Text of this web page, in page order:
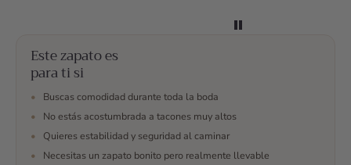
estuve hablando con
ellos por whatsap,
resolvieron todas mis
en todo momento a
escojer y finalmente
me decidí. No me
Este zapato es
para ti si
•
Buscas comodidad durante toda la boda
•
No estás acostumbrada a tacones muy altos
•
Quieres estabilidad y seguridad al caminar
•
Necesitas un zapato bonito pero realmente llevable